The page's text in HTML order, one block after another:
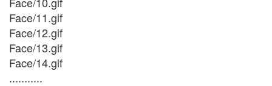
Face/11.gif
Face/12.gif
Face/13.gif
Face/14.gif
...........